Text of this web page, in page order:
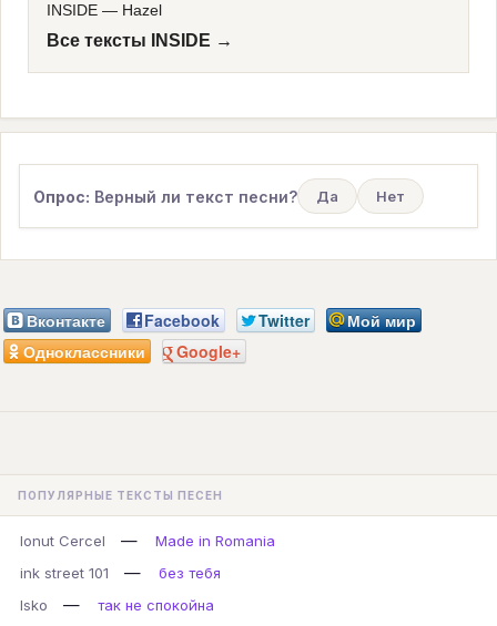
INSIDE — Hazel
Все тексты INSIDE →
Опрос: Верный ли текст песни? Да Нет
Вконтакте Facebook Twitter
Мой мир
Одноклассники
Google+
ПОПУЛЯРНЫЕ ТЕКСТЫ ПЕСЕН
Ionut Cercel —
Made in Romania
ink street 101
—
без тебя
Isko
—
так не спокойна